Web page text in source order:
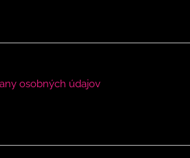
osobných údajov